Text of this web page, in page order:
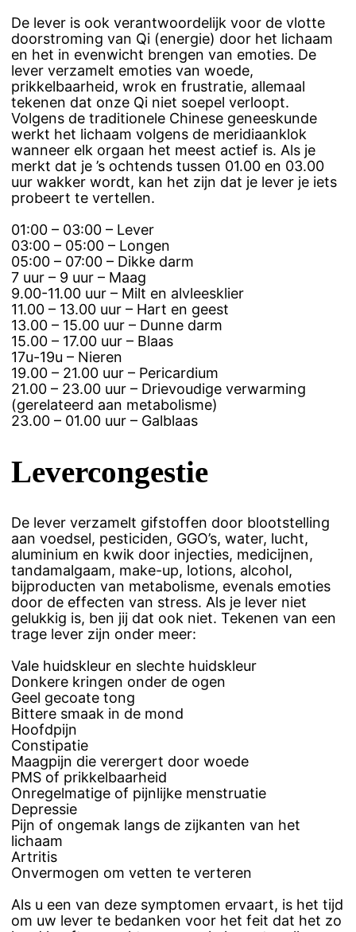
De lever is ook verantwoordelijk voor de vlotte
doorstroming van Qi (energie) door het lichaam
en het in evenwicht brengen van emoties. De
lever verzamelt emoties van woede,
prikkelbaarheid, wrok en frustratie, allemaal
tekenen dat onze Qi niet soepel verloopt.
Volgens de traditionele Chinese geneeskunde
werkt het lichaam volgens de meridiaanklok
wanneer elk orgaan het meest actief is. Als je
merkt dat je ’s ochtends tussen 01.00 en 03.00
uur wakker wordt, kan het zijn dat je lever je iets
probeert te vertellen.
01:00 – 03:00 – Lever
03:00 – 05:00 – Longen
05:00 – 07:00 – Dikke darm
7 uur – 9 uur – Maag
9.00-11.00 uur – Milt en alvleesklier
11.00 – 13.00 uur – Hart en geest
13.00 – 15.00 uur – Dunne darm
15.00 – 17.00 uur – Blaas
17u-19u – Nieren
19.00 – 21.00 uur – Pericardium
21.00 – 23.00 uur – Drievoudige verwarming
(gerelateerd aan metabolisme)
23.00 – 01.00 uur – Galblaas
Levercongestie
De lever verzamelt gifstoffen door blootstelling
aan voedsel, pesticiden, GGO’s, water, lucht,
aluminium en kwik door injecties, medicijnen,
tandamalgaam, make-up, lotions, alcohol,
bijproducten van metabolisme, evenals emoties
door de effecten van stress. Als je lever niet
gelukkig is, ben jij dat ook niet. Tekenen van een
trage lever zijn onder meer:
Vale huidskleur en slechte huidskleur
Donkere kringen onder de ogen
Geel gecoate tong
Bittere smaak in de mond
Hoofdpijn
Constipatie
Maagpijn die verergert door woede
PMS of prikkelbaarheid
Onregelmatige of pijnlijke menstruatie
Depressie
Pijn of ongemak langs de zijkanten van het
lichaam
Artritis
Onvermogen om vetten te verteren
Als u een van deze symptomen ervaart, is het tijd
om uw lever te bedanken voor het feit dat het zo